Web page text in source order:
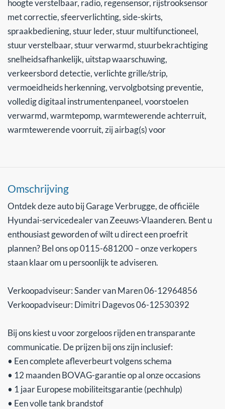
hoogte verstelbaar, radio, regensensor, rijstrooksensor
met correctie, sfeerverlichting, side-skirts,
spraakbediening, stuur leder, stuur multifunctioneel,
stuur verstelbaar, stuur verwarmd, stuurbekrachtiging
snelheidsafhankelijk, uitstap waarschuwing,
verkeersbord detectie, verlichte grille/strip,
vermoeidheids herkenning, vervolgbotsing preventie,
volledig digitaal instrumentenpaneel, voorstoelen
verwarmd, warmtepomp, warmtewerende achterruit,
warmtewerende voorruit, zij airbag(s) voor
Omschrijving
Ontdek deze auto bij Garage Verbrugge, de officiële
Hyundai-servicedealer van Zeeuws-Vlaanderen. Bent u
enthousiast geworden of wilt u direct een proefrit
plannen? Bel ons op 0115-681200 – onze verkopers
staan klaar om u persoonlijk te adviseren.
Verkoopadviseur: Sander van Maren 06-12964856
Verkoopadviseur: Dimitri Dagevos 06-12530392
Bij ons kiest u voor zorgeloos rijden en transparante
communicatie. De prijzen bij ons zijn inclusief:
• Een complete afleverbeurt volgens schema
• 12 maanden BOVAG-garantie op al onze occasions
• 1 jaar Europese mobiliteitsgarantie (pechhulp)
• Een volle tank brandstof